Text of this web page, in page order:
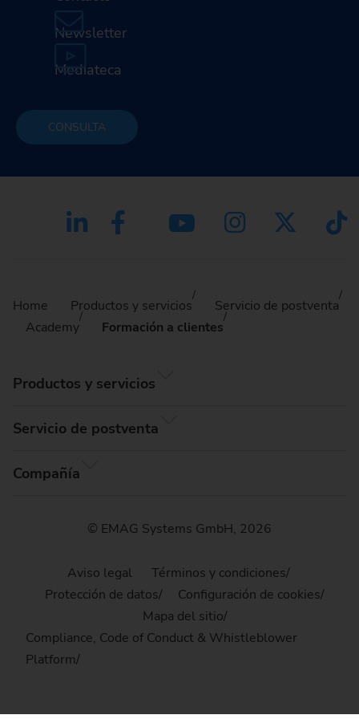
Newsletter
Mediateca
CONSULTA
Home Productos y servicios
Servicio de postventa
Academy
Formación a clientes
Productos y servicios
Servicio de postventa
Compañía
© EMAG Systems GmbH, 2026
Aviso legal
Términos y condiciones
Protección de datos
Configuración de cookies
Mapa del sitio
Compliance, Code of Conduct & Whistleblower
Platform